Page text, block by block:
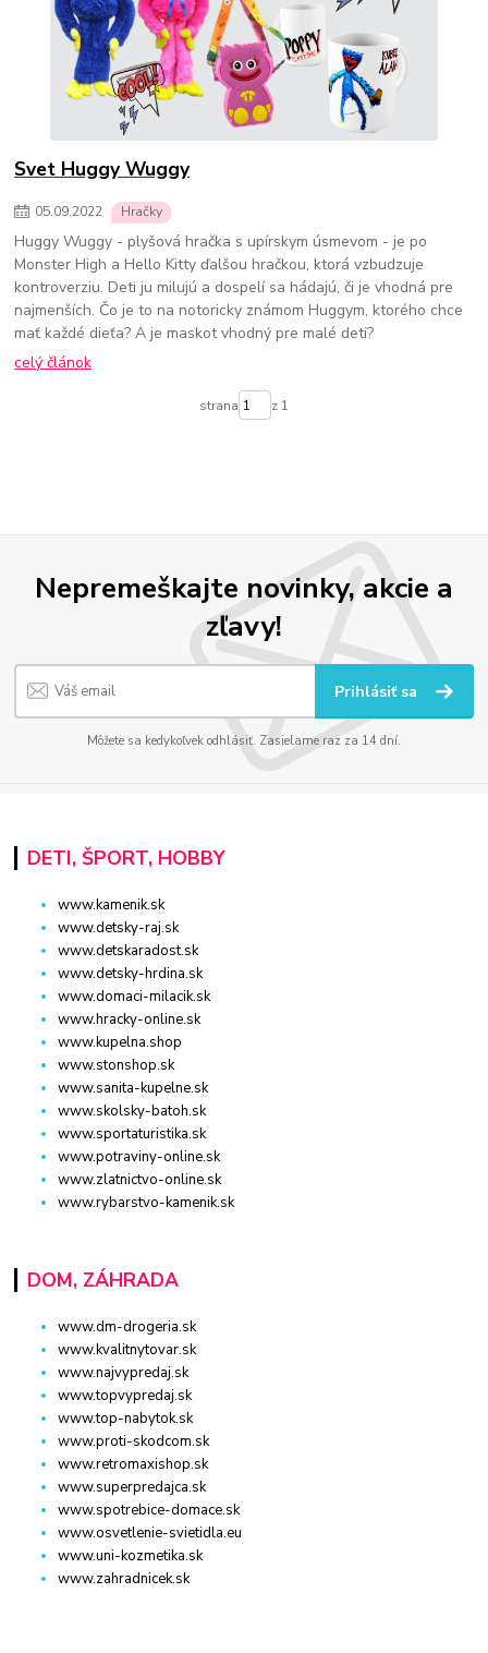
Svet Huggy Wuggy
05.09.2022 Hračky
Huggy Wuggy - plyšová hračka s upírskym úsmevom - je po
Monster High a Hello Kitty ďalšou hračkou, ktorá vzbudzuje
kontroverziu. Deti ju milujú a dospelí sa hádajú, či je vhodná pre
najmenších. Čo je to na notoricky známom Huggym, ktorého chce
mať každé dieťa? A je maskot vhodný pre malé deti?
celý článok
strana z 1
Nepremeškajte novinky, akcie a
zľavy!
Prihlásiť sa
Môžete sa kedykoľvek odhlásiť. Zasielame raz za 14 dní.
DETI, ŠPORT, HOBBY
www.kamenik.sk
www.detsky-raj.sk
www.detskaradost.sk
www.detsky-hrdina.sk
www.domaci-milacik.sk
www.hracky-online.sk
www.kupelna.shop
www.stonshop.sk
www.sanita-kupelne.sk
www.skolsky-batoh.sk
www.sportaturistika.sk
www.potraviny-online.sk
www.zlatnictvo-online.sk
www.rybarstvo-kamenik.sk
DOM, ZÁHRADA
www.dm-drogeria.sk
www.kvalitnytovar.sk
www.najvypredaj.sk
www.topvypredaj.sk
www.top-nabytok.sk
www.proti-skodcom.sk
www.retromaxishop.sk
www.superpredajca.sk
www.spotrebice-domace.sk
www.osvetlenie-svietidla.eu
www.uni-kozmetika.sk
www.zahradnicek.sk